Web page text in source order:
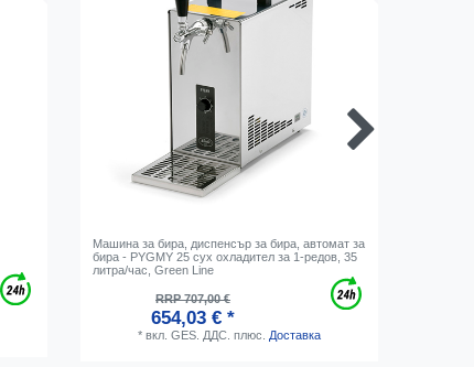
Машина за бира, диспенсър за бира, автомат за
бира - PYGMY 25 сух охладител за 1-редов, 35
литра/час, Green Line
RRP 707,00 €
654,03 € *
* вкл. GES. ДДС. плюс. Доставка